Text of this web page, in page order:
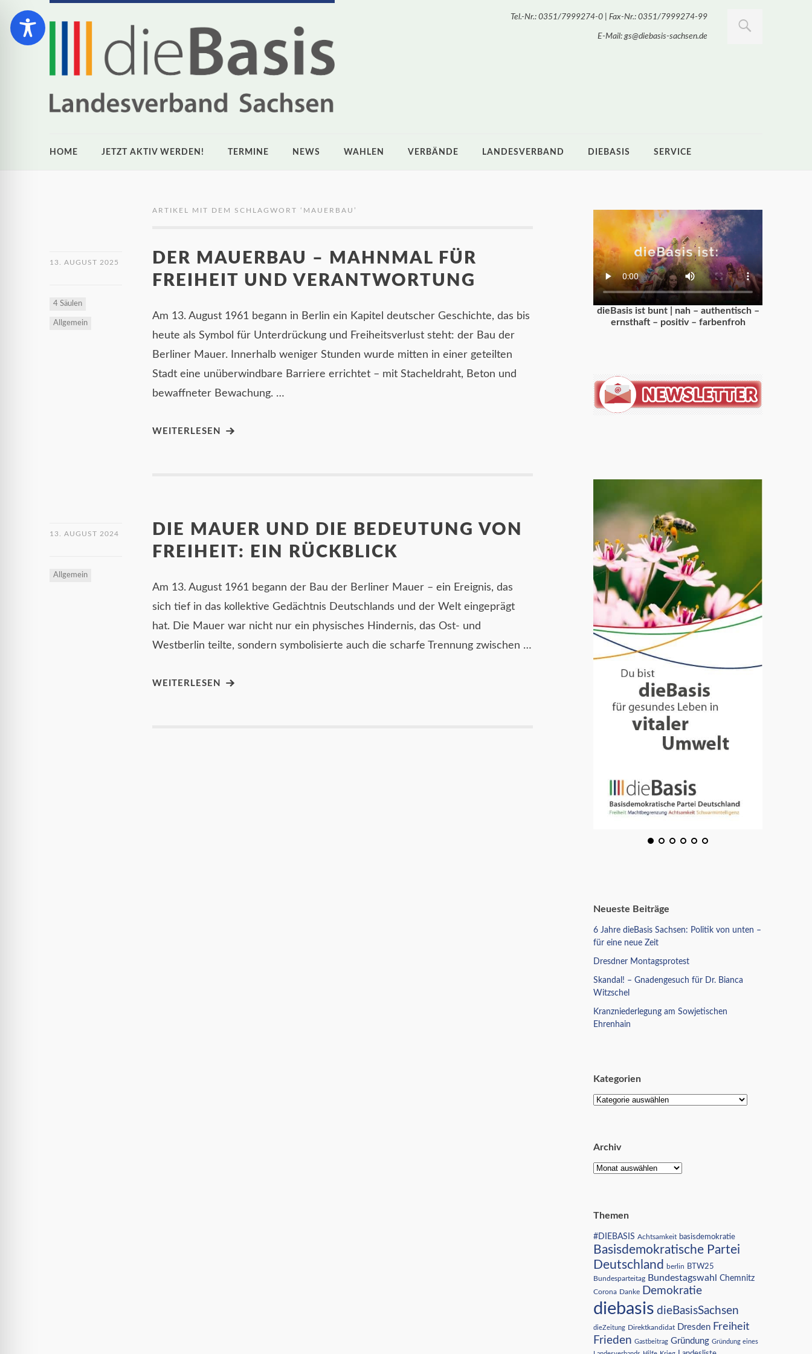
Tel.-Nr.: 0351/7999274-0 | Fax-Nr.: 0351/7999274-99
E-Mail: gs@diebasis-sachsen.de
HOME JETZT AKTIV WERDEN! TERMINE NEWS WAHLEN VERBÄNDE LANDESVERBAND DIEBASIS SERVICE
ARTIKEL MIT DEM SCHLAGWORT ‘ MAUERBAU ’
13. AUGUST 2025
4 Säulen
Allgemein
DER MAUERBAU – MAHNMAL FÜR
FREIHEIT UND VERANTWORTUNG
Am 13. August 1961 begann in Berlin ein Kapitel deutscher Geschichte, das bis
heute als Symbol für Unterdrückung und Freiheitsverlust steht: der Bau der
Berliner Mauer. Innerhalb weniger Stunden wurde mitten in einer geteilten
Stadt eine unüberwindbare Barriere errichtet – mit Stacheldraht, Beton und
bewaffneter Bewachung. …
WEITERLESEN
13. AUGUST 2024
Allgemein
DIE MAUER UND DIE BEDEUTUNG VON
FREIHEIT: EIN RÜCKBLICK
Am 13. August 1961 begann der Bau der Berliner Mauer – ein Ereignis, das
sich tief in das kollektive Gedächtnis Deutschlands und der Welt eingeprägt
hat. Die Mauer war nicht nur ein physisches Hindernis, das Ost- und
Westberlin teilte, sondern symbolisierte auch die scharfe Trennung zwischen …
WEITERLESEN
dieBasis ist bunt | nah – authentisch –
ernsthaft – positiv – farbenfroh
Neueste Beiträge
6 Jahre dieBasis Sachsen: Politik von unten –
für eine neue Zeit
Dresdner Montagsprotest
Skandal! – Gnadengesuch für Dr. Bianca
Witzschel
Kranzniederlegung am Sowjetischen
Ehrenhain
Kategorien
Archiv
Themen
#DIEBASIS Achtsamkeit basisdemokratie
Basisdemokratische Partei
Deutschland
berlin BTW25
Bundesparteitag Bundestagswahl Chemnitz
Corona Danke Demokratie
diebasis dieBasisSachsen
dieZeitung Direktkandidat Dresden Freiheit
Frieden Gastbeitrag Gründung Gründung eines